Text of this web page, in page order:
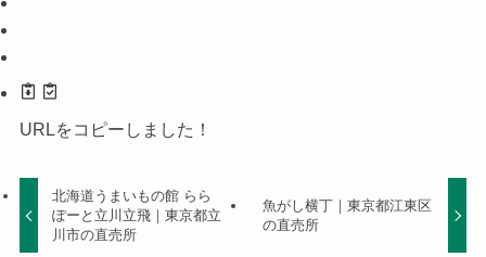
URLをコピーしました！
北海道うまいもの館 らら
ぽーと立川立飛｜東京都立
川市の直売所
魚がし横丁｜東京都江東区
の直売所